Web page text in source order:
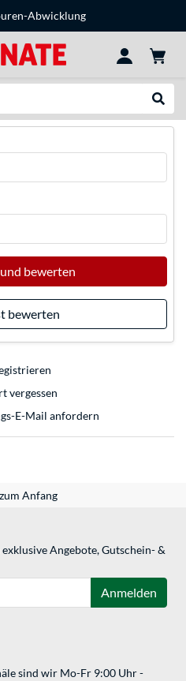
Abwicklung
bewerten
bewerten
vergessen
E-Mail anfordern
Anfang
Angebote, Gutschein- &
Anmelden
sind wir Mo-Fr 9:00 Uhr -